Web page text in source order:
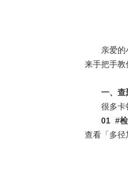
·
·
· 松下
亲爱
来手把手教
一、查
很多卡
01 #
查看「多径